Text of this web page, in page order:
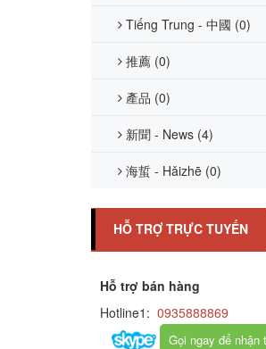
Tiếng Trung - 中國 (0)
推薦 (0)
產品 (0)
新聞 - News (4)
海蜇 - Hǎizhē (0)
HỖ TRỢ TRỰC TUYẾN
Hỗ trợ bán hàng
Hotline1: 0935888869
Gọi ngay để nhận